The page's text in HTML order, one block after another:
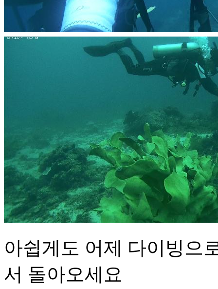
아쉽게도 어제 다이빙으
서 돌아오세요